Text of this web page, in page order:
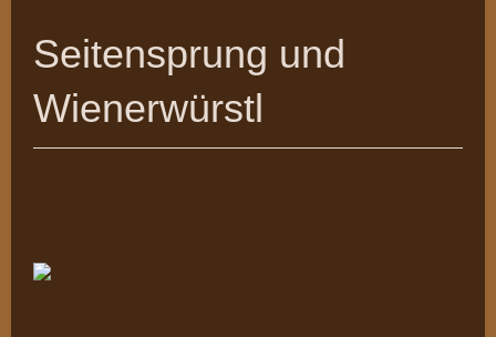
Seitensprung und
Wienerwürstl